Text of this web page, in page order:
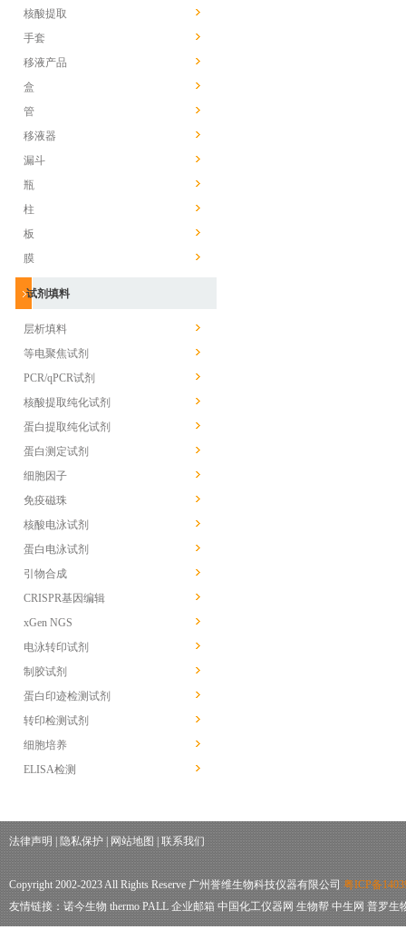
核酸提取
手套
移液产品
盒
管
移液器
漏斗
瓶
柱
板
膜
试剂填料
层析填料
等电聚焦试剂
PCR/qPCR试剂
核酸提取纯化试剂
蛋白提取纯化试剂
蛋白测定试剂
细胞因子
免疫磁珠
核酸电泳试剂
蛋白电泳试剂
引物合成
CRISPR基因编辑
xGen NGS
电泳转印试剂
制胶试剂
蛋白印迹检测试剂
转印检测试剂
细胞培养
ELISA检测
法律声明 隐私保护 网站地图 联系我们
Copyright 2002-2023 All Rights Reserve 广州誉维生物科技仪器有限公司 粤ICP备
友情链接： 诺今生物 thermo PALL 企业邮箱 中国化工仪器网 生物帮 中生网 普罗生